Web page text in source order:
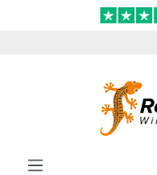
Zum Hauptinhalt springen